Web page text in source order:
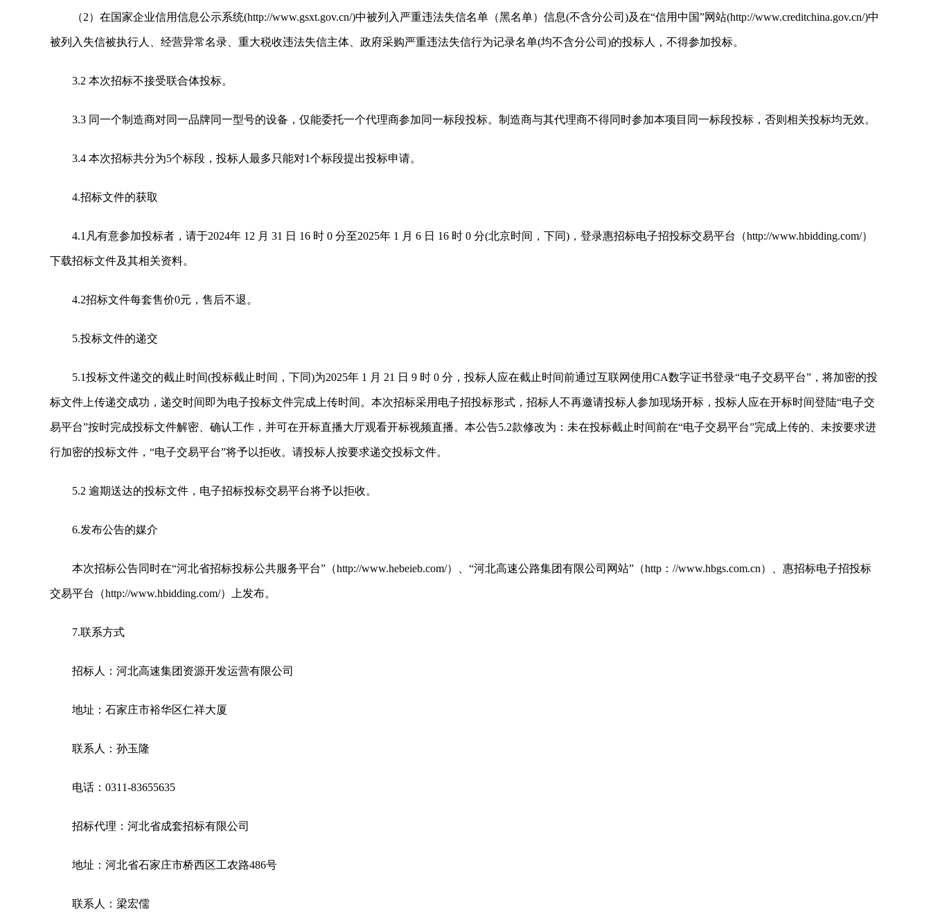
（2）在国家企业信用信息公示系统(http://www.gsxt.gov.cn/)中被列入严重违法失信名单（黑名单）信息(不含分公司)及在“信用中国”网站(http://www.creditchina.gov.cn/)中
被列入失信被执行人、经营异常名录、重大税收违法失信主体、政府采购严重违法失信行为记录名单(均不含分公司)的投标人，不得参加投标。
3.2 本次招标不接受联合体投标。
3.3 同一个制造商对同一品牌同一型号的设备，仅能委托一个代理商参加同一标段投标。制造商与其代理商不得同时参加本项目同一标段投标，否则相关投标均无效。
3.4 本次招标共分为5个标段，投标人最多只能对1个标段提出投标申请。
4.招标文件的获取
4.1凡有意参加投标者，请于2024年 12 月 31 日 16 时 0 分至2025年 1 月 6 日 16 时 0 分(北京时间，下同)，登录惠招标电子招投标交易平台（http://www.hbidding.com/）
下载招标文件及其相关资料。
4.2招标文件每套售价0元，售后不退。
5.投标文件的递交
5.1投标文件递交的截止时间(投标截止时间，下同)为2025年 1 月 21 日 9 时 0 分，投标人应在截止时间前通过互联网使用CA数字证书登录“电子交易平台”，将加密的投
标文件上传递交成功，递交时间即为电子投标文件完成上传时间。本次招标采用电子招投标形式，招标人不再邀请投标人参加现场开标，投标人应在开标时间登陆“电子交
易平台”按时完成投标文件解密、确认工作，并可在开标直播大厅观看开标视频直播。本公告5.2款修改为：未在投标截止时间前在“电子交易平台”完成上传的、未按要求进
行加密的投标文件，“电子交易平台”将予以拒收。请投标人按要求递交投标文件。
5.2 逾期送达的投标文件，电子招标投标交易平台将予以拒收。
6.发布公告的媒介
本次招标公告同时在“河北省招标投标公共服务平台”（http://www.hebeieb.com/）、“河北高速公路集团有限公司网站”（http：//www.hbgs.com.cn）、惠招标电子招投标
交易平台（http://www.hbidding.com/）上发布。
7.联系方式
招标人：河北高速集团资源开发运营有限公司
地址：石家庄市裕华区仁祥大厦
联系人：孙玉隆
电话：0311-83655635
招标代理：河北省成套招标有限公司
地址：河北省石家庄市桥西区工农路486号
联系人：梁宏儒